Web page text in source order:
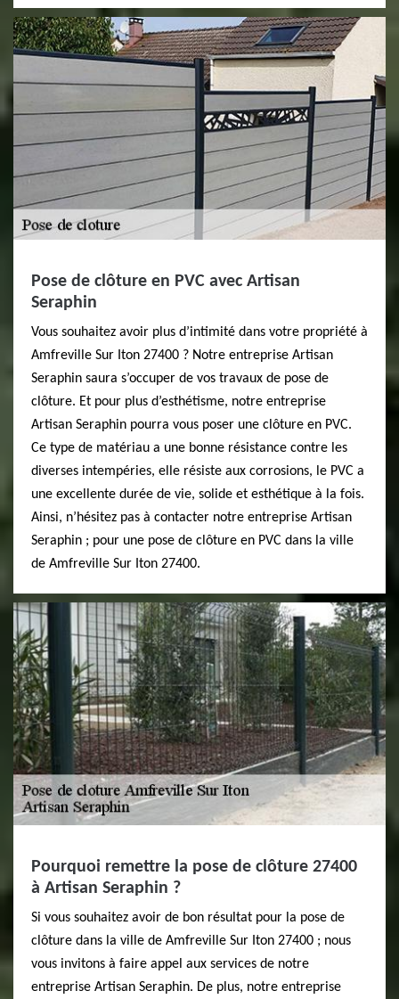
Pose de clôture en PVC avec Artisan
Seraphin
Vous souhaitez avoir plus d’intimité dans votre propriété à
Amfreville Sur Iton 27400 ? Notre entreprise Artisan
Seraphin saura s’occuper de vos travaux de pose de
clôture. Et pour plus d’esthétisme, notre entreprise
Artisan Seraphin pourra vous poser une clôture en PVC.
Ce type de matériau a une bonne résistance contre les
diverses intempéries, elle résiste aux corrosions, le PVC a
une excellente durée de vie, solide et esthétique à la fois.
Ainsi, n’hésitez pas à contacter notre entreprise Artisan
Seraphin ; pour une pose de clôture en PVC dans la ville
de Amfreville Sur Iton 27400.
Pourquoi remettre la pose de clôture 27400
à Artisan Seraphin ?
Si vous souhaitez avoir de bon résultat pour la pose de
clôture dans la ville de Amfreville Sur Iton 27400 ; nous
vous invitons à faire appel aux services de notre
entreprise Artisan Seraphin. De plus, notre entreprise